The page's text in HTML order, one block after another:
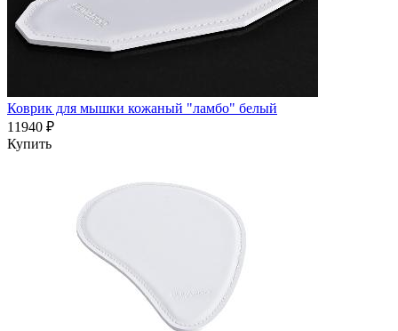
Коврик для мышки кожаный "ламбо" белый
11940 ₽
Купить